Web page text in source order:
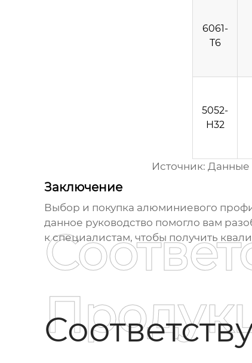
6061-
T6
5052-
H32
Источник:
Заключение
Выбор и покупка алюминиевого
данное руководство помогло вам
к специалистам, чтобы получить